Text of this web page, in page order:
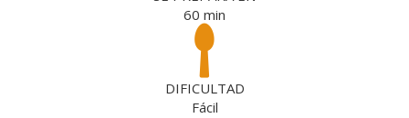
60 min
DIFICULTAD
Fácil